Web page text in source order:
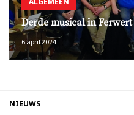
Derde musical in Ferwert
6 april 2024
NIEUWS